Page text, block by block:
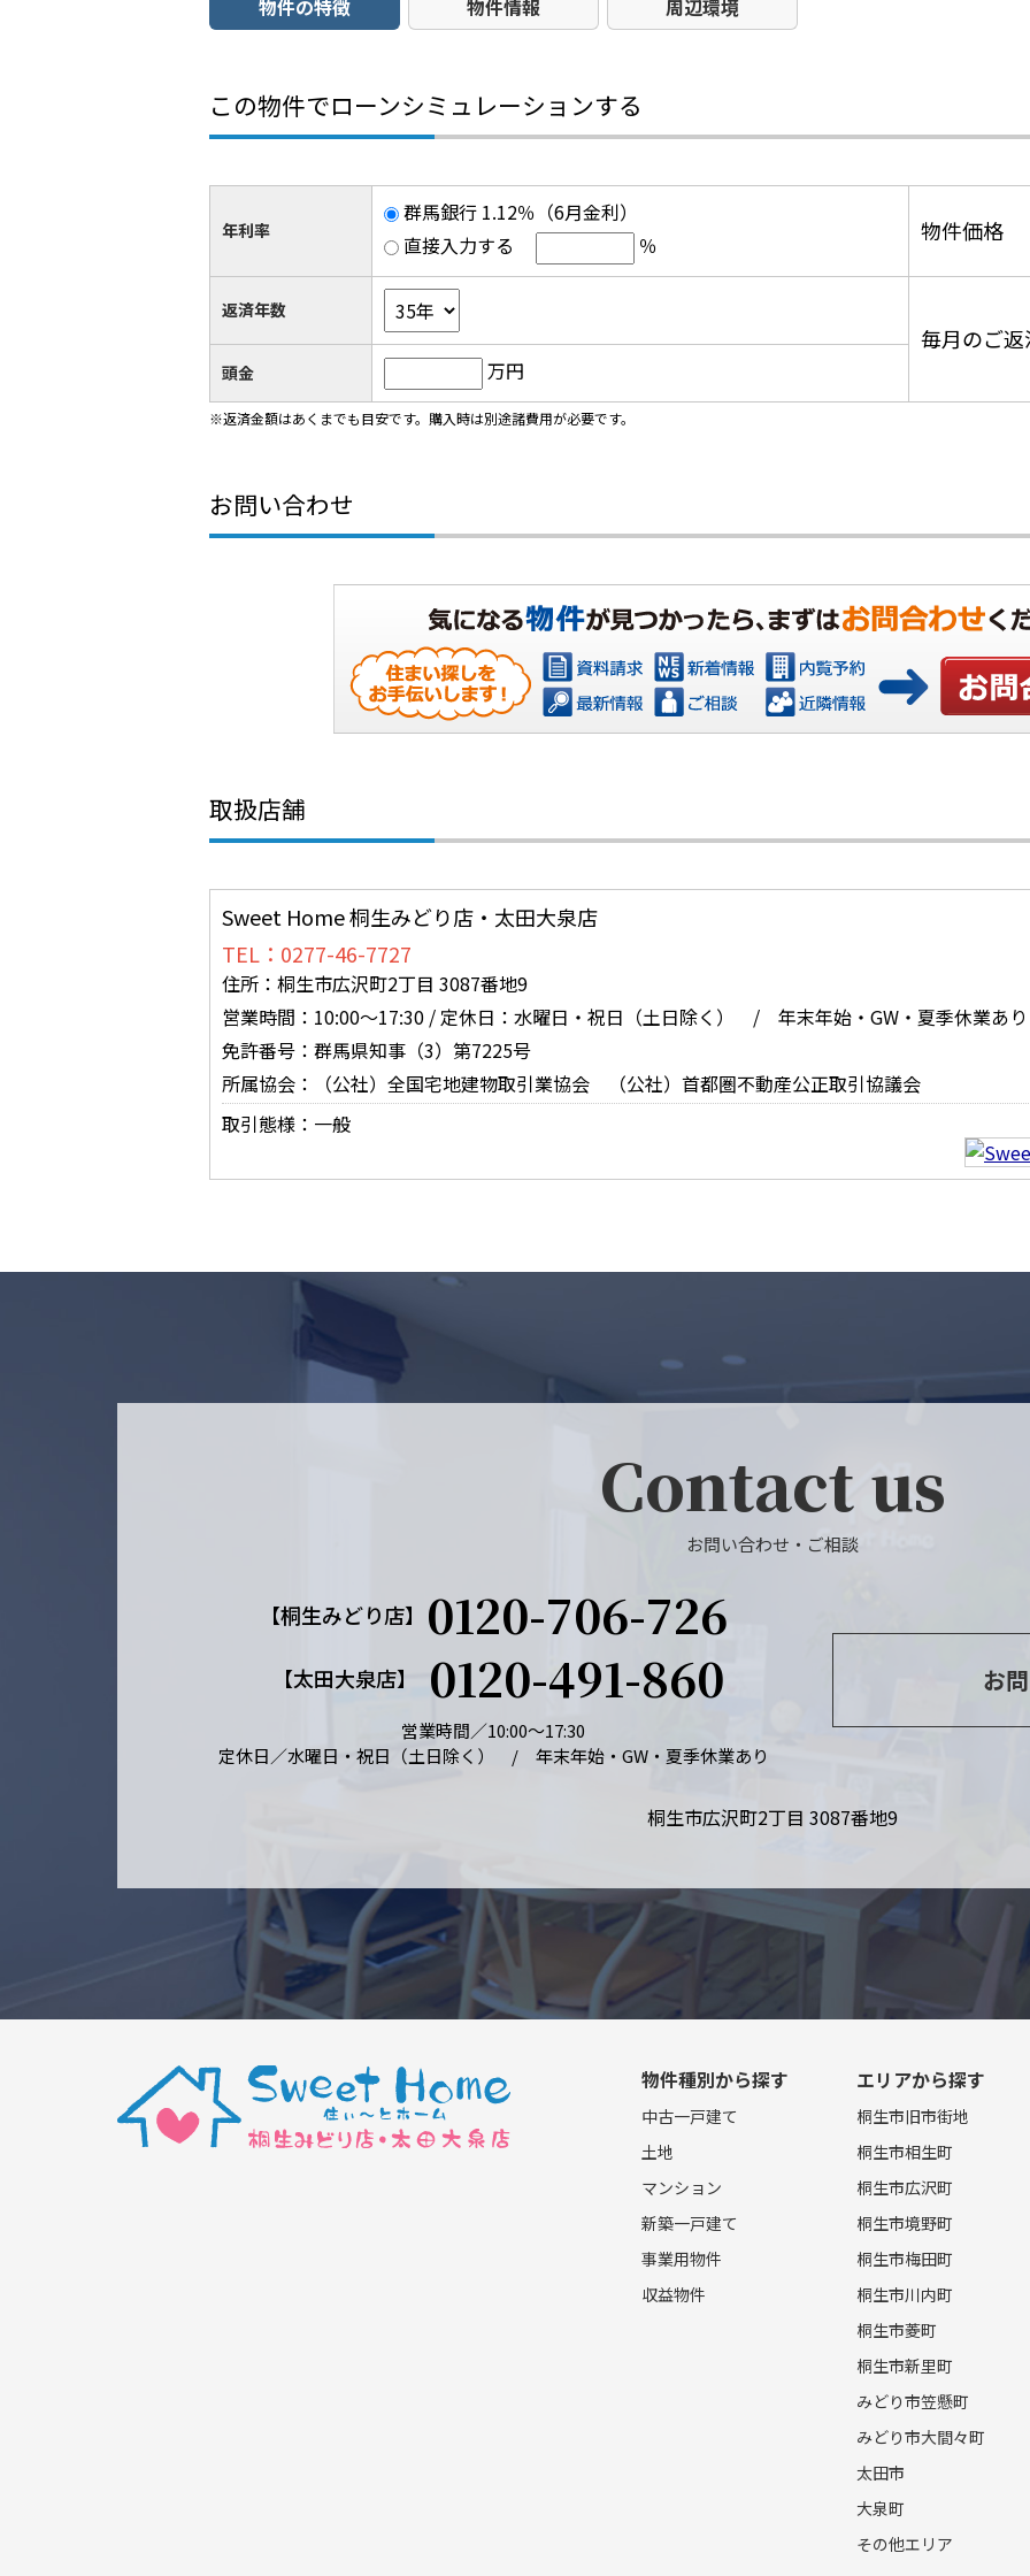
物件の特徴 物件情報 周辺環境
この物件でローンシミュレーションする
年利率
群馬銀行 1.12％（6月金利）
直接入力する
％ 物件価格
返済年数
毎月のご
頭金 万円
※返済金額はあくまでも目安です。購入時は別途諸費用が必要です。
お問い合わせ
お問い合
取扱店舗
Sweet Home 桐生みどり店・太田大泉店
TEL：0277-46-7727
住所：桐生市広沢町2丁目 3087番地9
営業時間：10:00～17:30 / 定休日：水曜日・祝日（土日除く） / 年末年始・GW・夏季休業あり
免許番号：群馬県知事（3）第7225号
所属協会：（公社）全国宅地建物取引業協会 （公社）首都圏不動産公正取引協議会
取引態様：一般
Contact us
お問い合わせ・ご相談
【桐生みどり店】 0120-706-726
【太田大泉店】 0120-491-860
営業時間／10:00～17:30
定休日／水曜日・祝日（土日除く） / 年末年始・GW・夏季休業あり
お
桐生市広沢町2丁目 3087番地9
物件種別から探す
中古一戸建て
土地
マンション
新築一戸建て
事業用物件
収益物件
エリアから探す
桐生市旧市街地
桐生市相生町
桐生市広沢町
桐生市境野町
桐生市梅田町
桐生市川内町
桐生市菱町
桐生市新里町
みどり市笠懸町
みどり市大間々町
太田市
大泉町
その他エリア